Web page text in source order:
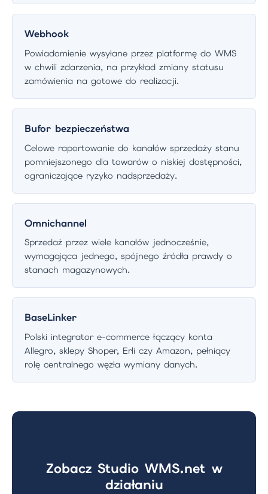
Webhook
Powiadomienie wysyłane przez platformę do WMS
w chwili zdarzenia, na przykład zmiany statusu
zamówienia na gotowe do realizacji.
Bufor bezpieczeństwa
Celowe raportowanie do kanałów sprzedaży stanu
pomniejszonego dla towarów o niskiej dostępności,
ograniczające ryzyko nadsprzedaży.
Omnichannel
Sprzedaż przez wiele kanałów jednocześnie,
wymagająca jednego, spójnego źródła prawdy o
stanach magazynowych.
BaseLinker
Polski integrator e-commerce łączący konta
Allegro, sklepy Shoper, Erli czy Amazon, pełniący
rolę centralnego węzła wymiany danych.
Zobacz Studio WMS.net w
działaniu